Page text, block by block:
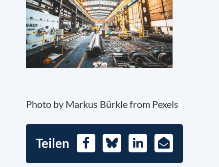
Photo by Markus Bürkle from Pexels
Teilen FacebookBlueskyLinkedIn
E-
Mail